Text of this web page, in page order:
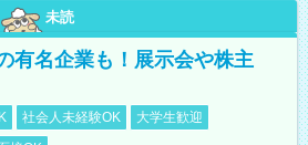
未読
有名企業も！展示会や株主
社会人未経験OK
大学生歓迎